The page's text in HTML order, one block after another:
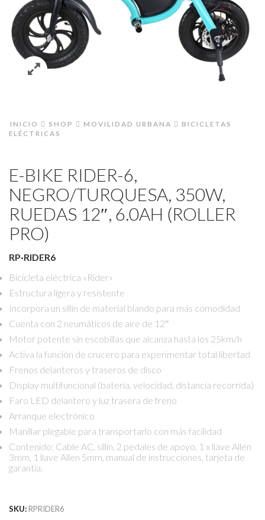
INICIO SHOP MOVILIDAD URBANA
BICICLETAS
ELÉCTRICAS
E-BIKE RIDER-6,
NEGRO/TURQUESA, 350W,
RUEDAS 12″, 6.0AH (ROLLER
PRO)
RP·RIDER6
Bicicleta eléctrica «Rider»
Estructura ligera y resistente
Incorpora un sillín de material blando para más comodidad
Cuenta con 2 neumáticos de aire de 12″
Motor potente sin escobillas que alcanza hasta los 25km/h
Activa la función de crucero para experimentar total libertad
Frenos delanteros y traseros de disco
Display multifuncional (batería, velocidad, distancia recorrida)
Faro LED delantero y luz trasera de freno
Arranque electrónico
Manillar plegable para transportarlo con más facilidad
Contenido: Cable AC, sillín, 2 pedales de apoyo, 1 x llave Allen
3mm, 1 llave Allen 5mm, manual de instrucciones, tarjeta de
garantía.
SKU: RPRIDER6